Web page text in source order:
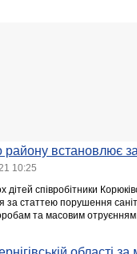
району встановлює
10:25
співробітники
за статтею порушення
та масовим